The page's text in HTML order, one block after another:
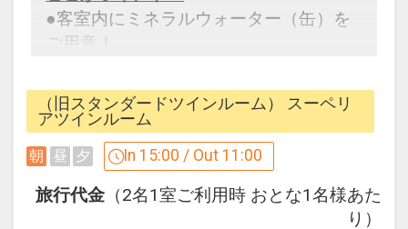
●客室内にミネラルウォーター（缶）を
ご用意！
※上記内容は状況により変更となる場合
がございます。
※旅行代金に含まれます。
（旧スタンダードツインルーム） スーペリ
アツインルーム
朝 昼 夕 In 15:00 / Out 11:00
旅行代金 （2名1室ご利用時 おとな1名様あた
り）